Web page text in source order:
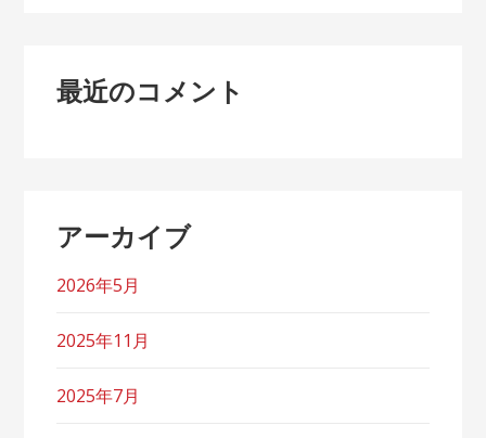
最近のコメント
アーカイブ
2026年5月
2025年11月
2025年7月